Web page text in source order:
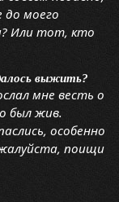
моего
Или тот, кто
выжить?
мне весть о
был жив.
особенно
поищи